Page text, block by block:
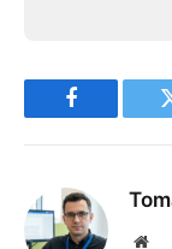
Facebook